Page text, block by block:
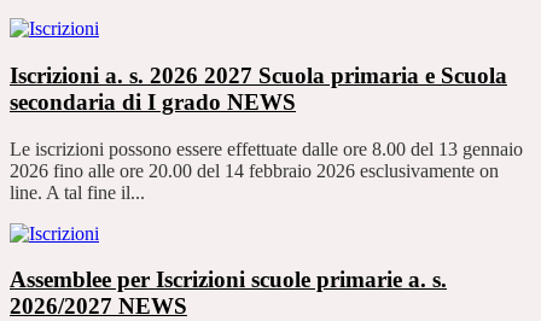
Iscrizioni a. s. 2026 2027 Scuola primaria e Scuola
secondaria di I grado NEWS
Le iscrizioni possono essere effettuate dalle ore 8.00 del 13 gennaio
2026 fino alle ore 20.00 del 14 febbraio 2026 esclusivamente on
line. A tal fine il...
Assemblee per Iscrizioni scuole primarie a. s.
2026/2027 NEWS